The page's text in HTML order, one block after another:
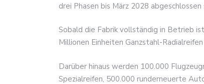
drei Phasen bis März 2028 abgeschlossen
Sobald die Fabrik vollständig in Betrieb
Millionen Einheiten Ganzstahl-
Darüber hinaus werden 100.000
Spezialreifen, 500.000 runderneuerte